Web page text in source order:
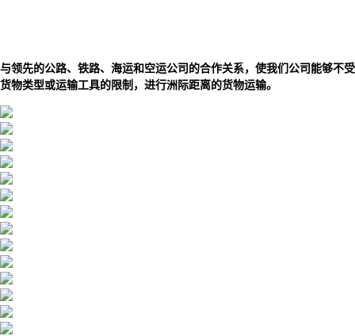
与领先的公路、铁路、海运和空运公司的合作关系，使我们公司能够不受
货物类型或运输工具的限制，进行洲际距离的货物运输。